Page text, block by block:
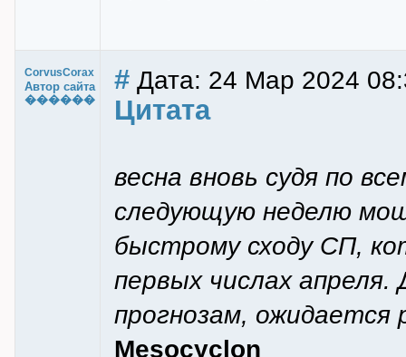
CorvusCorax
Автор сайта
������
# Дата: 24 Мар 2024
Цитата
весна вновь судя по
следующую неделю
быстрому сходу СП,
первых числах
прогнозам, ожидается
Mesocyclon